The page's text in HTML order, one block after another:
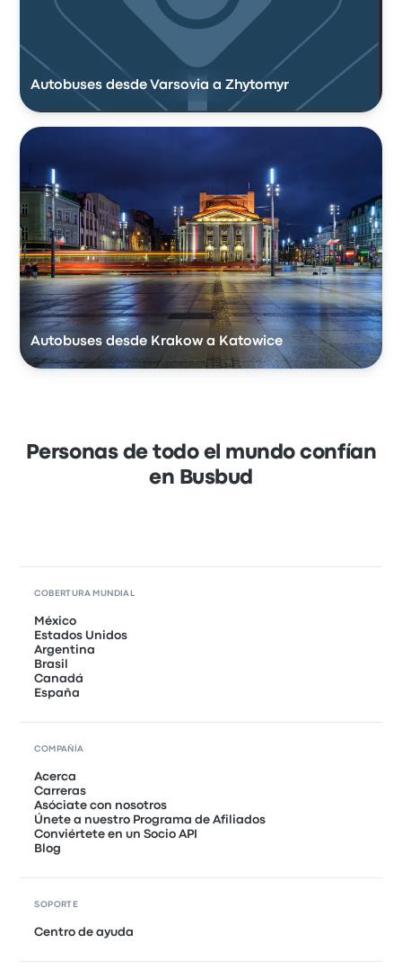
Autobuses desde Varsovia a Zhytomyr
Autobuses desde Krakow a Katowice
Personas de todo el mundo confían
en Busbud
COBERTURA MUNDIAL
México
Estados Unidos
Argentina
Brasil
Canadá
España
COMPAÑÍA
Acerca
Carreras
Asóciate con nosotros
Únete a nuestro Programa de Afiliados
Conviértete en un Socio API
Blog
SOPORTE
Centro de ayuda